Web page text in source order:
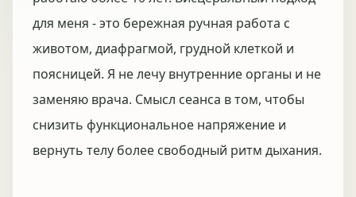
для меня - это бережная ручная работа с
животом, диафрагмой, грудной клеткой и
поясницей. Я не лечу внутренние органы и не
заменяю врача. Смысл сеанса в том, чтобы
снизить функциональное напряжение и
вернуть телу более свободный ритм дыхания.